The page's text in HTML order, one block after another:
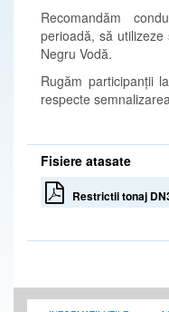
Recomandăm
perioadă, să
Negru Vodă.
Rugăm participanții
respecte
Fisiere atasate
Restrictii tonaj